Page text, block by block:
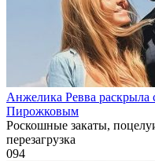
Анжелика Ревва раскрыла
Пирожковым
Роскошные закаты,
перезагрузка
094